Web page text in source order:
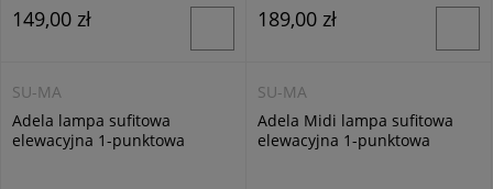
149,00 zł 189,00 zł
SU-MA
Adela lampa sufitowa
elewacyjna 1-punktowa
SU-MA
Adela Midi lampa sufitowa
elewacyjna 1-punktowa